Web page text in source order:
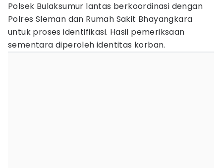
Polsek Bulaksumur lantas berkoordinasi dengan
Polres Sleman dan Rumah Sakit Bhayangkara
untuk proses identifikasi. Hasil pemeriksaan
sementara diperoleh identitas korban.